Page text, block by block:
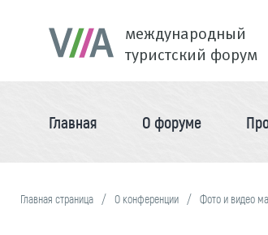
международный
туристский форум
Главная О форуме
Главная страница О конференции Фото и видео